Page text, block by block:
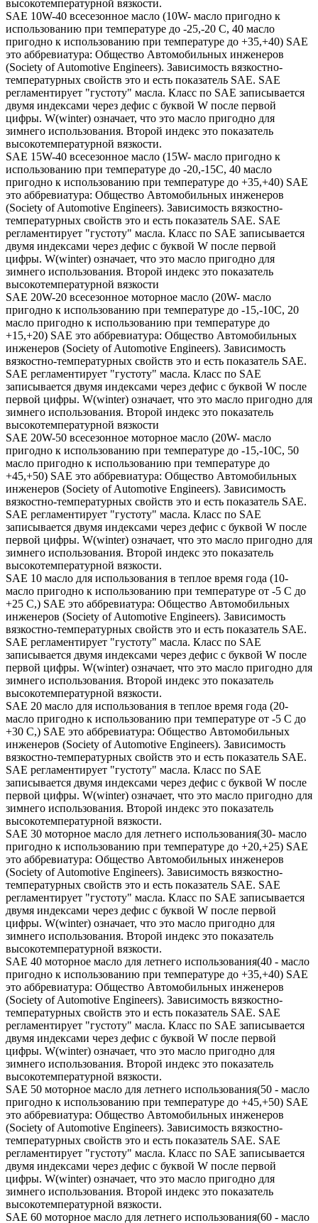
высокотемпературной вязкости.
SAE 10W-40 всесезонное масло (10W- масло пригодно к
использованию при температуре до -25,-20 С, 40 масло
пригодно к использованию при температуре до +35,+40) SAE
это аббревиатура: Общество Автомобильных инженеров
(Society of Automotive Engineers). Зависимость вязкостно-
температурных свойств это и есть показатель SAE. SAE
регламентирует "густоту" масла. Класс по SAE записывается
двумя индексами через дефис с буквой W после первой
цифры. W(winter) означает, что это масло пригодно для
зимнего использования. Второй индекс это показатель
высокотемпературной вязкости.
SAE 15W-40 всесезонное масло (15W- масло пригодно к
использованию при температуре до -20,-15С, 40 масло
пригодно к использованию при температуре до +35,+40) SAE
это аббревиатура: Общество Автомобильных инженеров
(Society of Automotive Engineers). Зависимость вязкостно-
температурных свойств это и есть показатель SAE. SAE
регламентирует "густоту" масла. Класс по SAE записывается
двумя индексами через дефис с буквой W после первой
цифры. W(winter) означает, что это масло пригодно для
зимнего использования. Второй индекс это показатель
высокотемпературной вязкости
SAE 20W-20 всесезонное моторное масло (20W- масло
пригодно к использованию при температуре до -15,-10С, 20
масло пригодно к использованию при температуре до
+15,+20) SAE это аббревиатура: Общество Автомобильных
инженеров (Society of Automotive Engineers). Зависимость
вязкостно-температурных свойств это и есть показатель SAE.
SAE регламентирует "густоту" масла. Класс по SAE
записывается двумя индексами через дефис с буквой W после
первой цифры. W(winter) означает, что это масло пригодно для
зимнего использования. Второй индекс это показатель
высокотемпературной вязкости
SAE 20W-50 всесезонное моторное масло (20W- масло
пригодно к использованию при температуре до -15,-10С, 50
масло пригодно к использованию при температуре до
+45,+50) SAE это аббревиатура: Общество Автомобильных
инженеров (Society of Automotive Engineers). Зависимость
вязкостно-температурных свойств это и есть показатель SAE.
SAE регламентирует "густоту" масла. Класс по SAE
записывается двумя индексами через дефис с буквой W после
первой цифры. W(winter) означает, что это масло пригодно для
зимнего использования. Второй индекс это показатель
высокотемпературной вязкости.
SAE 10 масло для использования в теплое время года (10-
масло пригодно к использованию при температуре от -5 С до
+25 С,) SAE это аббревиатура: Общество Автомобильных
инженеров (Society of Automotive Engineers). Зависимость
вязкостно-температурных свойств это и есть показатель SAE.
SAE регламентирует "густоту" масла. Класс по SAE
записывается двумя индексами через дефис с буквой W после
первой цифры. W(winter) означает, что это масло пригодно для
зимнего использования. Второй индекс это показатель
высокотемпературной вязкости.
SAE 20 масло для использования в теплое время года (20-
масло пригодно к использованию при температуре от -5 С до
+30 С,) SAE это аббревиатура: Общество Автомобильных
инженеров (Society of Automotive Engineers). Зависимость
вязкостно-температурных свойств это и есть показатель SAE.
SAE регламентирует "густоту" масла. Класс по SAE
записывается двумя индексами через дефис с буквой W после
первой цифры. W(winter) означает, что это масло пригодно для
зимнего использования. Второй индекс это показатель
высокотемпературной вязкости.
SAE 30 моторное масло для летнего использования(30- масло
пригодно к использованию при температуре до +20,+25) SAE
это аббревиатура: Общество Автомобильных инженеров
(Society of Automotive Engineers). Зависимость вязкостно-
температурных свойств это и есть показатель SAE. SAE
регламентирует "густоту" масла. Класс по SAE записывается
двумя индексами через дефис с буквой W после первой
цифры. W(winter) означает, что это масло пригодно для
зимнего использования. Второй индекс это показатель
высокотемпературной вязкости.
SAE 40 моторное масло для летнего использования(40 - масло
пригодно к использованию при температуре до +35,+40) SAE
это аббревиатура: Общество Автомобильных инженеров
(Society of Automotive Engineers). Зависимость вязкостно-
температурных свойств это и есть показатель SAE. SAE
регламентирует "густоту" масла. Класс по SAE записывается
двумя индексами через дефис с буквой W после первой
цифры. W(winter) означает, что это масло пригодно для
зимнего использования. Второй индекс это показатель
высокотемпературной вязкости.
SAE 50 моторное масло для летнего использования(50 - масло
пригодно к использованию при температуре до +45,+50) SAE
это аббревиатура: Общество Автомобильных инженеров
(Society of Automotive Engineers). Зависимость вязкостно-
температурных свойств это и есть показатель SAE. SAE
регламентирует "густоту" масла. Класс по SAE записывается
двумя индексами через дефис с буквой W после первой
цифры. W(winter) означает, что это масло пригодно для
зимнего использования. Второй индекс это показатель
высокотемпературной вязкости.
SAE 60 моторное масло для летнего использования(60 - масло